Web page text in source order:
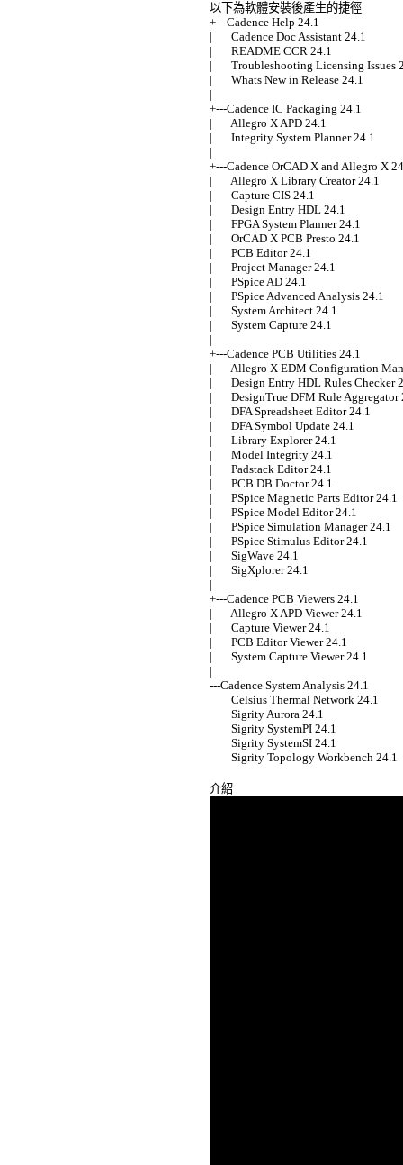
以下為軟體安裝後產生的捷徑
+---Cadence Help 24.1
|       Cadence Doc Assistant 24.1
|       README CCR 24.1
|       Troubleshooting Licensing Issues
|       Whats New in Release 24.1
|
+---Cadence IC Packaging 24.1
|       Allegro X APD 24.1
|       Integrity System Planner 24.1
|
+---Cadence OrCAD X and Allegro X
|       Allegro X Library Creator 24.1
|       Capture CIS 24.1
|       Design Entry HDL 24.1
|       FPGA System Planner 24.1
|       OrCAD X PCB Presto 24.1
|       PCB Editor 24.1
|       Project Manager 24.1
|       PSpice AD 24.1
|       PSpice Advanced Analysis 24.1
|       System Architect 24.1
|       System Capture 24.1
|
+---Cadence PCB Utilities 24.1
|       Allegro X EDM Configuration
|       Design Entry HDL Rules Checker
|       DesignTrue DFM Rule
|       DFA Spreadsheet Editor 24.1
|       DFA Symbol Update 24.1
|       Library Explorer 24.1
|       Model Integrity 24.1
|       Padstack Editor 24.1
|       PCB DB Doctor 24.1
|       PSpice Magnetic Parts Editor 24.1
|       PSpice Model Editor 24.1
|       PSpice Simulation Manager 24.1
|       PSpice Stimulus Editor 24.1
|       SigWave 24.1
|       SigXplorer 24.1
|
+---Cadence PCB Viewers 24.1
|       Allegro X APD Viewer 24.1
|       Capture Viewer 24.1
|       PCB Editor Viewer 24.1
|       System Capture Viewer 24.1
|
---Cadence System Analysis 24.1
        Celsius Thermal Network 24.1
        Sigrity Aurora 24.1
        Sigrity SystemPI 24.1
        Sigrity SystemSI 24.1
        Sigrity Topology Workbench 24.1